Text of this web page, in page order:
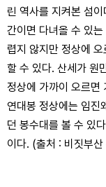
린 역사를 지켜본 섬
간이면 다녀올 수 있
렵지 않지만 정상에
할 수 있다. 산세가 원
정상에 가까이 오르면
연대봉 정상에는 임진
던 봉수대를 볼 수 있
이다. (출처 : 비짓부산